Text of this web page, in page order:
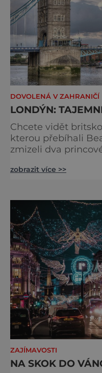
DOVOLENÁ V ZAHRANIČÍ
LONDÝN:
Chcete vidět
kterou přebíhali
zmizeli dva
jak to všechno stihnout? Kouzelný
sebe. Pokud už
odjíždět královnu
zobrazit více >>
ZAJÍMAVOSTI
NA SKOK DO